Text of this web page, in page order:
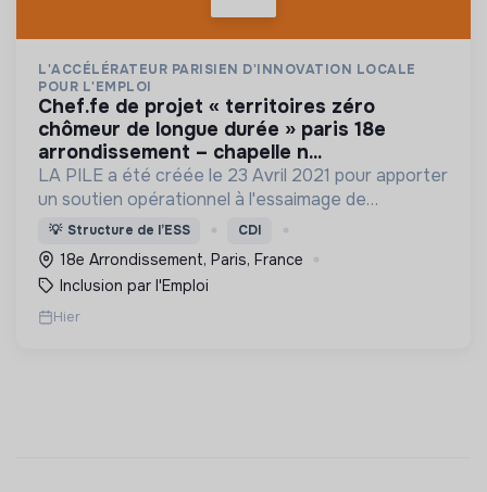
L'ACCÉLÉRATEUR PARISIEN D'INNOVATION LOCALE
POUR L'EMPLOI
chef.fe de projet « territoires zéro
chômeur de longue durée » paris 18e
arrondissement – chapelle n...
LA PILE a été créée le 23 Avril 2021 pour apporter
un soutien opérationnel à l'essaimage de
l’expérimentation "Territoires Zéro Chômeur de
Longue Durée" à Paris
💡 Structure de l’ESS CDI
18e Arrondissement, Paris, France
Inclusion par l'Emploi
Hier